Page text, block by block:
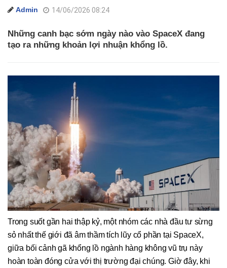
Admin 14/06/2026 08:24
Những canh bạc sớm ngày nào vào SpaceX đang
tạo ra những khoản lợi nhuận khổng lồ.
Trong suốt gần hai thập kỷ, một nhóm các nhà đầu tư sừng
sỏ nhất thế giới đã âm thầm tích lũy cổ phần tại SpaceX,
giữa bối cảnh gã khổng lồ ngành hàng không vũ trụ này
hoàn toàn đóng cửa với thị trường đại chúng. Giờ đây, khi